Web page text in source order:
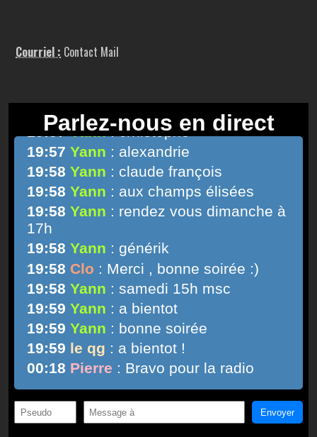
Courriel : Contact Mail